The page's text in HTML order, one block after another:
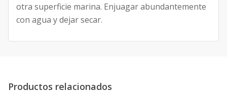
otra superficie marina. Enjuagar abundantemente
con agua y dejar secar.
Productos relacionados